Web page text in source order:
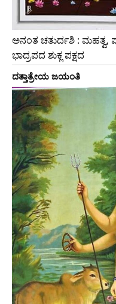
ಅನಂತ ಚತುರ್ದಶಿ : ಮಹತ್ವ,
ಭಾದ್ರಪದ ಶುಕ್ಲ ಪಕ್ಷದ
ದತ್ತಾತ್ರೇಯ ಜಯಂತಿ